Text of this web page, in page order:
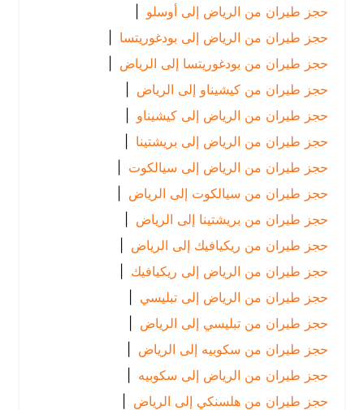
حجز طيران من الرياض إلى أوسلو
|
حجز طيران من الرياض إلى بودغوريتسا
|
حجز طيران من بودغوريتسا إلى الرياض
|
حجز طيران من كيشيناو إلى الرياض
|
حجز طيران من الرياض إلى كيشيناو |
حجز طيران من الرياض إلى بريشتينا |
حجز طيران من الرياض إلى سيالكوت |
حجز طيران من سيالكوت إلى الرياض
|
حجز طيران من بريشتينا إلى الرياض
|
حجز طيران من ريكيافيك إلى الرياض
|
حجز طيران من الرياض إلى ريكيافيك |
حجز طيران من الرياض إلى تبليسي |
حجز طيران من تبليسي إلى الرياض
|
حجز طيران من سكوبيه إلى الرياض
|
حجز طيران من الرياض إلى سكوبيه |
حجز طيران من هلسنكي إلى الرياض
|